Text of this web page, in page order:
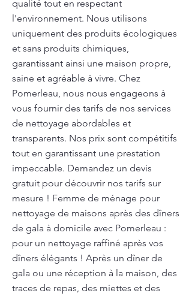
qualité tout en respectant
l'environnement. Nous utilisons
uniquement des produits écologiques
et sans produits chimiques,
garantissant ainsi une maison propre,
saine et agréable à vivre. Chez
Pomerleau, nous nous engageons à
vous fournir des tarifs de nos services
de nettoyage abordables et
transparents. Nos prix sont compétitifs
tout en garantissant une prestation
impeccable. Demandez un devis
gratuit pour découvrir nos tarifs sur
mesure ! Femme de ménage pour
nettoyage de maisons après des dîners
de gala à domicile avec Pomerleau :
pour un nettoyage raffiné après vos
dîners élégants ! Après un dîner de
gala ou une réception à la maison, des
traces de repas, des miettes et des